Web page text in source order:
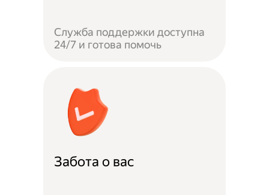
Служба поддержки доступна
24/7 и готова помочь
Забота о вас